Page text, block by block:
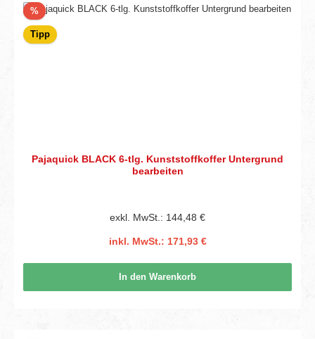
%Rabatt
Tipp
Pajaquick BLACK 6-tlg. Kunststoffkoffer Untergrund
bearbeiten
exkl. MwSt.: 144,48 €
inkl. MwSt.: 171,93 €
In den Warenkorb